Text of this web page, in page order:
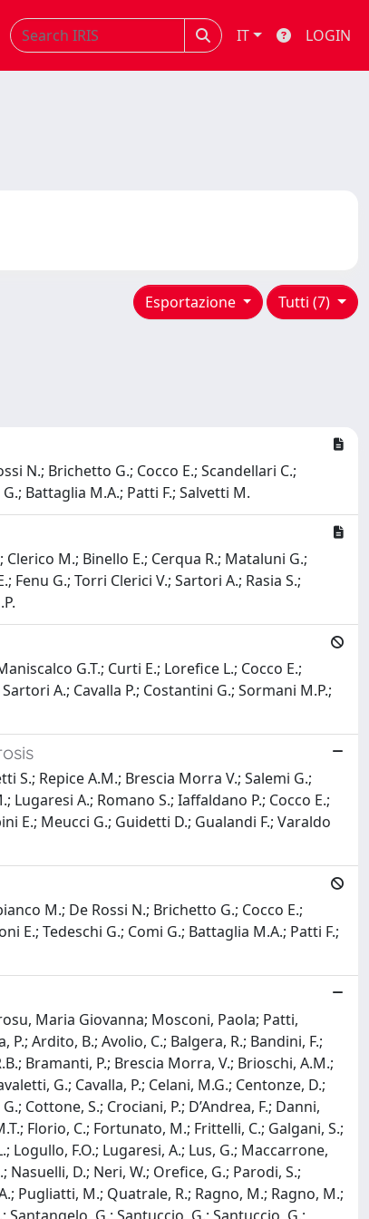
IT LOGIN
Tutti (7)
Esportazione
N.; Brichetto G.; Cocco E.; Scandellari C.;
Battaglia M.A.; Patti F.; Salvetti M.
Clerico M.; Binello E.; Cerqua R.; Mataluni G.;
Fenu G.; Torri Clerici V.; Sartori A.; Rasia S.;
G.T.; Curti E.; Lorefice L.; Cocco E.;
A.; Cavalla P.; Costantini G.; Sormani M.P.;
S.; Repice A.M.; Brescia Morra V.; Salemi G.;
Lugaresi A.; Romano S.; Iaffaldano P.; Cocco E.;
E.; Meucci G.; Guidetti D.; Gualandi F.; Varaldo
M.; De Rossi N.; Brichetto G.; Cocco E.;
E.; Tedeschi G.; Comi G.; Battaglia M.A.; Patti F.;
Maria Giovanna; Mosconi, Paola; Patti,
Ardito, B.; Avolio, C.; Balgera, R.; Bandini, F.;
Bramanti, P.; Brescia Morra, V.; Brioschi, A.M.;
G.; Cavalla, P.; Celani, M.G.; Centonze, D.;
Cottone, S.; Crociani, P.; D’Andrea, F.; Danni,
Florio, C.; Fortunato, M.; Frittelli, C.; Galgani, S.;
Logullo, F.O.; Lugaresi, A.; Lus, G.; Maccarrone,
D.; Neri, W.; Orefice, G.; Parodi, S.;
Pugliatti, M.; Quatrale, R.; Ragno, M.; Ragno, M.;